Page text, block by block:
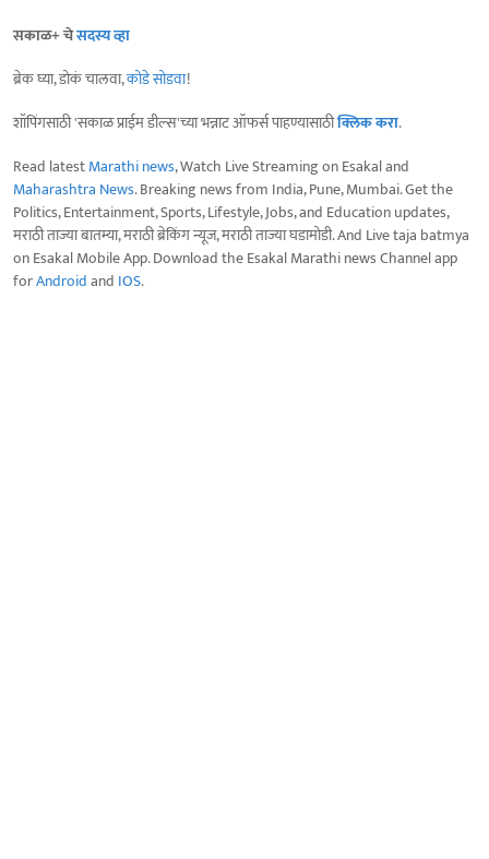
सकाळ+ चेसदस्य व्हा
ब्रेक घ्या, डोकं चालवा,कोडे सोडवा!
शॉपिंगसाठी 'सकाळ प्राईम डील्स'च्या भन्नाट ऑफर्स पाहण्यासाठीक्लिक करा.
Read latestMarathi news, Watch Live Streaming on Esakal and
Maharashtra News. Breaking news from India, Pune, Mumbai. Get the
Politics, Entertainment, Sports, Lifestyle, Jobs, and Education updates,
मराठी ताज्या बातम्या, मराठी ब्रेकिंग न्यूज, मराठी ताज्या घडामोडी. And Live taja batmya
on Esakal Mobile App. Download the Esakal Marathi news Channel app
forAndroidand IOS.